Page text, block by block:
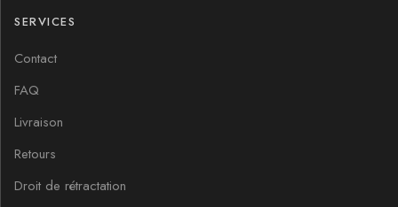
SERVICES
Contact
FAQ
Livraison
Retours
Droit de rétractation